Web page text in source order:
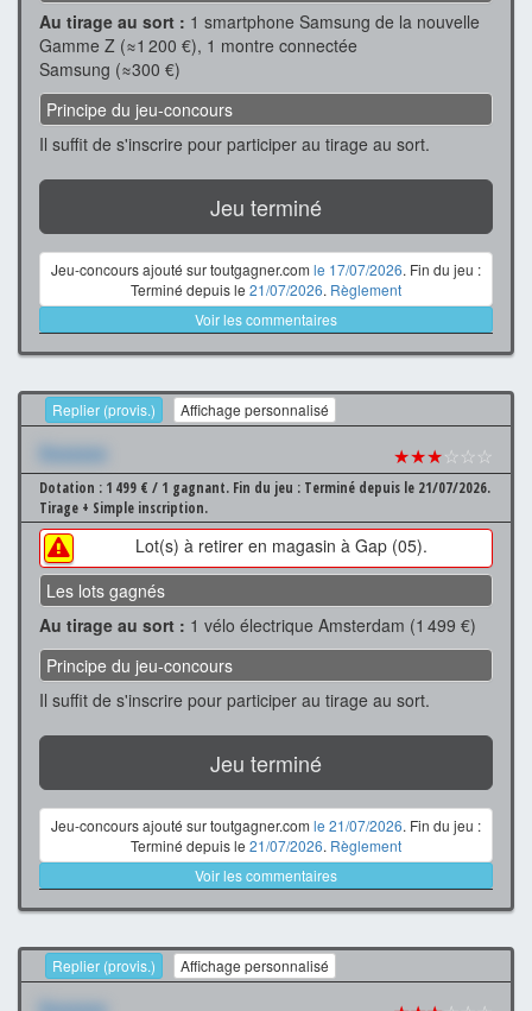
Au tirage au sort : 1 smartphone Samsung de la nouvelle
Gamme Z (≈1 200 €), 1 montre connectée
Samsung (≈300 €)
Principe du jeu-concours
Il suffit de s'inscrire pour participer au tirage au sort.
Jeu terminé
Jeu-concours ajouté sur toutgagner.com le 17/07/2026. Fin du jeu :
Terminé depuis le 21/07/2026. Règlement
Voir les commentaires
Replier (provis.) Affichage personnalisé
Xxxxxxx ★★★☆☆☆
Dotation : 1 499 € / 1 gagnant. Fin du jeu : Terminé depuis le 21/07/2026.
Tirage + Simple inscription.
Lot(s) à retirer en magasin à Gap (05).
Les lots gagnés
Au tirage au sort : 1 vélo électrique Amsterdam (1 499 €)
Principe du jeu-concours
Il suffit de s'inscrire pour participer au tirage au sort.
Jeu terminé
Jeu-concours ajouté sur toutgagner.com le 21/07/2026. Fin du jeu :
Terminé depuis le 21/07/2026. Règlement
Voir les commentaires
Replier (provis.) Affichage personnalisé